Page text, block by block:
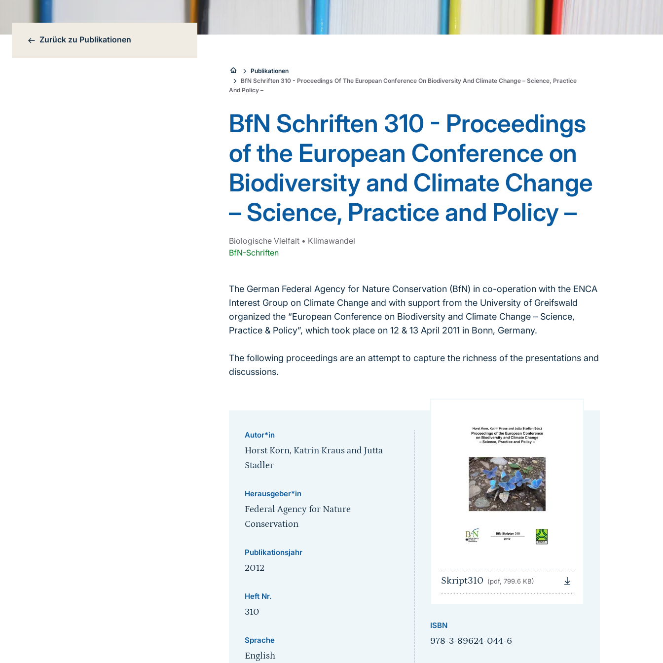
Bereichsnavigation
Zurück zu Publikationen
Sie
sind
hier:
Publikationen
BfN Schriften 310 - Proceedings Of The European Conference On Biodiversity And Climate Change – Science, Practice
And Policy –
BfN Schriften 310 - Proceedings
of the European Conference on
Biodiversity and Climate Change
– Science, Practice and Policy –
Biologische Vielfalt • Klimawandel
BfN-Schriften
The German Federal Agency for Nature Conservation (BfN) in co-operation with the ENCA
Interest Group on Climate Change and with support from the University of Greifswald
organized the “European Conference on Biodiversity and Climate Change – Science,
Practice & Policy”, which took place on 12 & 13 April 2011 in Bonn, Germany.
The following proceedings are an attempt to capture the richness of the presentations and
discussions.
Autor*in
Horst Korn, Katrin Kraus and Jutta
Stadler
Herausgeber*in
Federal Agency for Nature
Conservation
Publikationsjahr
2012
Heft Nr.
310
Sprache
English
Skript310 (pdf, 799.6 KB)
ISBN
978-3-89624-044-6